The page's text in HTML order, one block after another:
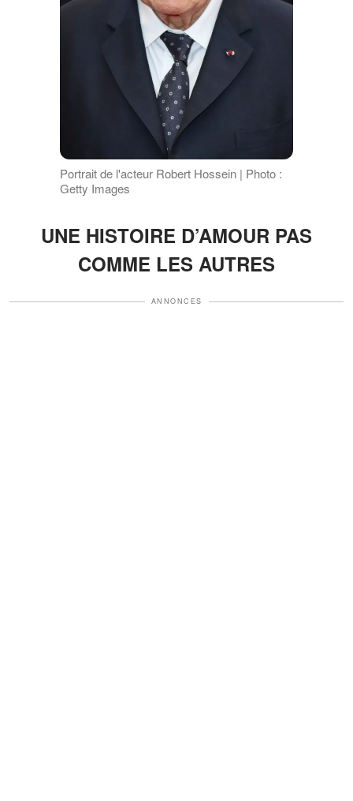
Portrait de l'acteur Robert Hossein | Photo :
Getty Images
UNE HISTOIRE D’AMOUR PAS
COMME LES AUTRES
ANNONCES